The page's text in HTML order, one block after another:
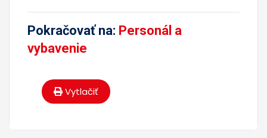
Pokračovať na: Personál a
vybavenie
Vytlačiť